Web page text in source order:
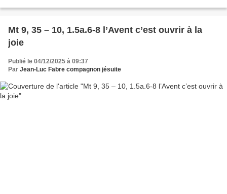
Mt 9, 35 – 10, 1.5a.6-8 l’Avent c’est ouvrir à la
joie
Publié le 04/12/2025 à 09:37
Par Jean-Luc Fabre compagnon jésuite